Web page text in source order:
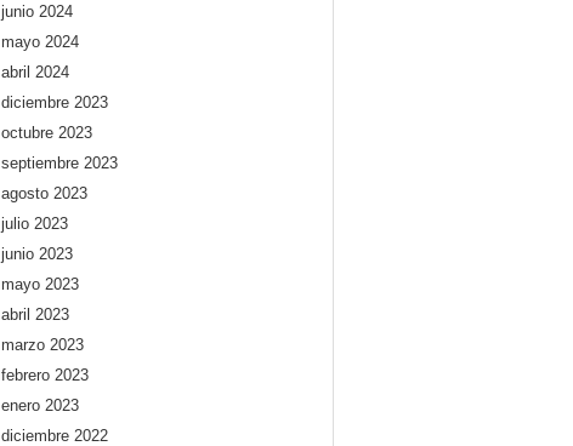
junio 2024
mayo 2024
abril 2024
diciembre 2023
octubre 2023
septiembre 2023
agosto 2023
julio 2023
junio 2023
mayo 2023
abril 2023
marzo 2023
febrero 2023
enero 2023
diciembre 2022